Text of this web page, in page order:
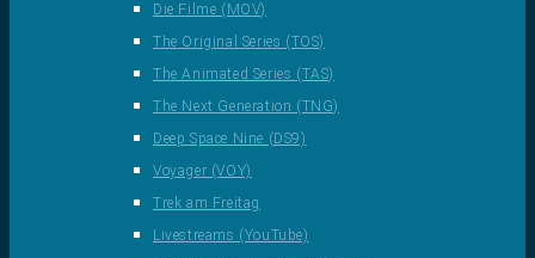
Die Filme (MOV)
The Original Series (TOS)
The Animated Series (TAS)
The Next Generation (TNG)
Deep Space Nine (DS9)
Voyager (VOY)
Trek am Freitag
Livestreams (YouTube)